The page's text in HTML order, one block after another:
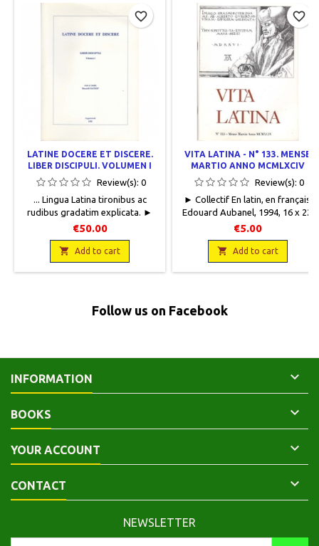
LATINE DOCERE ET DISCERE.
LIBER DISCIPULI. VOLUMEN I
Review(s): 0
... Lingua Latina tironibus ac
rudibus gradatim explicata. ►
Sachot, Maurice En latin, Editions
Maurice Sachot, 1988,17 x 24,
388 pages, broché, occasion.Bon
état. Couverture marquée en
haut de plat recto.
€50.00
 Add to cart
favorite_border
VITA LATINA - N° 133. MENSE
MARTIO ANNO MCMLXCIV
Review(s): 0
► Collectif En latin, en français,
Edouard Aubanel, 1994, 16 x 22,
48 pages, agrafé, occasion.Bon
état.
€5.00
 Add to cart
favorite_border
Follow us on Facebook
INFORMATION 
BOOKS 
YOUR ACCOUNT 
CONTACT 
NEWSLETTER